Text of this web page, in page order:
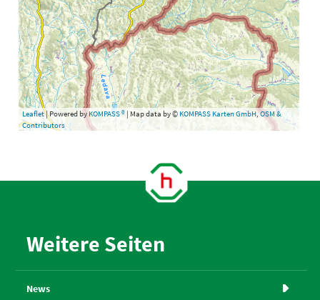
Leaflet| Powered byKOMPASS ®| Map data by © KOMPASS Karten GmbH,OSM &
Contributors
Weitere Seiten
News 